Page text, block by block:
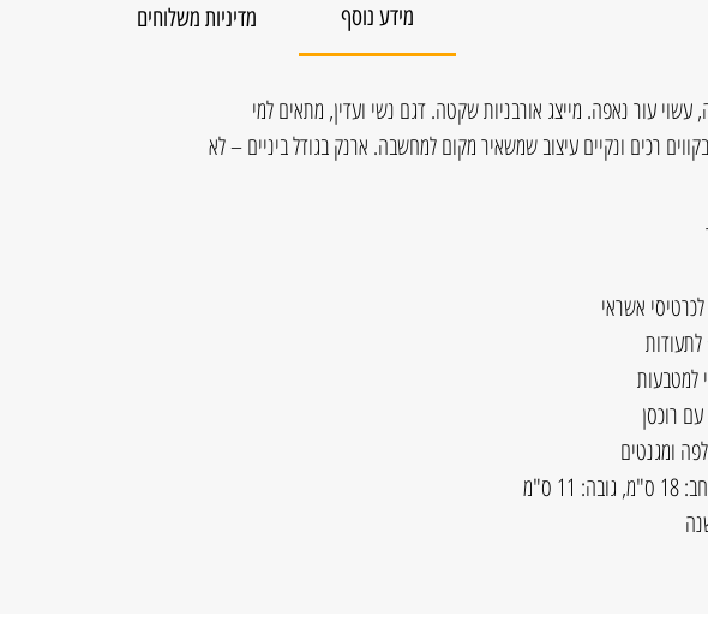
מידע נוסף מדיניות משלוחים
עשוי עור נאפה. מייצג אורבניות שקטה. דגם נשי ועדין, מתאים למי
רכים ונקיים עיצוב שמשאיר מקום למחשבה. ארנק בגודל ביניים – לא
למטבעות
רוכסן
ומגנטים
11 ס"מ